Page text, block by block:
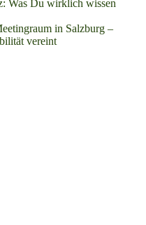
Was Du wirklich wissen
in Salzburg –
vereint